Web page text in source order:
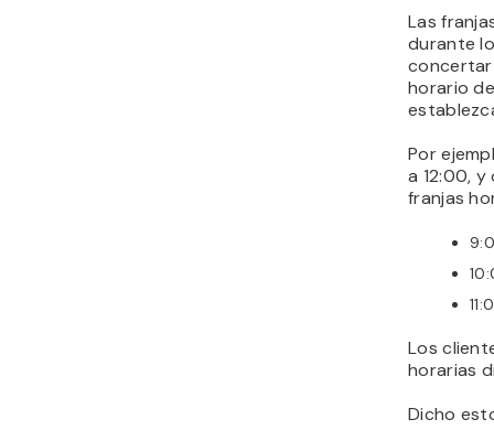
Las
durante
horario
Por
a 12:00,
franjas
Los
horarias
Dicho